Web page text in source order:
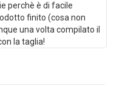
perchè è di facile
finito (cosa non
una volta compilato il
la taglia!